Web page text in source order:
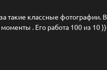
такие классные
. Его работа 100 из 10